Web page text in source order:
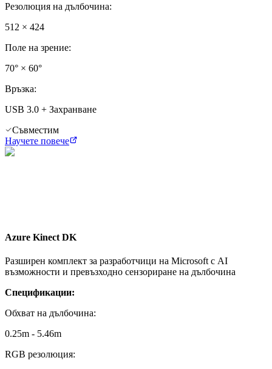
Резолюция на дълбочина:
512 × 424
Поле на зрение:
70° × 60°
Връзка:
USB 3.0 + Захранване
Съвместим
Научете повече
Azure Kinect DK
Разширен комплект за разработчици на Microsoft с AI
възможности и превъзходно сензориране на дълбочина
Спецификации:
Обхват на дълбочина:
0.25m - 5.46m
RGB резолюция: